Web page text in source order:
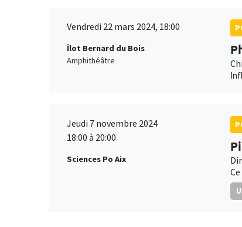
Vendredi 22 mars 2024, 18:00
Îlot Bernard du Bois
Amphithéâtre
Jeudi 7 novembre 2024
18:00 à 20:00
Sciences Po Aix